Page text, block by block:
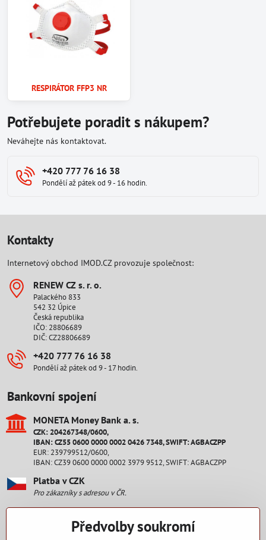
RESPIRÁTOR FFP3 NR
Potřebujete poradit s nákupem?
Neváhejte nás kontaktovat.
+420 777 76 16 38
Pondělí až pátek od 9 - 16 hodin.
Kontakty
Internetový obchod IMOD.CZ provozuje společnost:
RENEW CZ s​. r​. o​.
Palackého 833
542 32 Úpice
Česká republika
IČO: 28806689
DIČ: CZ28806689
+420 777 76 16 38
Pondělí až pátek od 9 - 17 hodin.
Bankovní spojení
MONETA Money Bank a​. s​.
CZK: 204267348/0600,
IBAN: CZ55 0600 0000 0002 0426 7348, SWIFT: AGBACZPP
EUR: 239799512/0600,
IBAN: CZ39 0600 0000 0002 3979 9512, SWIFT: AGBACZPP
Platba v CZK
Pro zákazníky s adresou v ČR.
Platba v EUR
Pro zákazníky s adresou na Slovensku.
Předvolby soukromí